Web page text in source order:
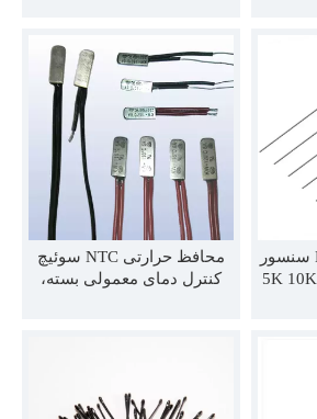
NTC ترمیستور MF58 سنسور
دمای ترمیستور 5K 10K 15K
محافظ حرارتی NTC سوئیچ
کنترل دمای معمولی بسته،